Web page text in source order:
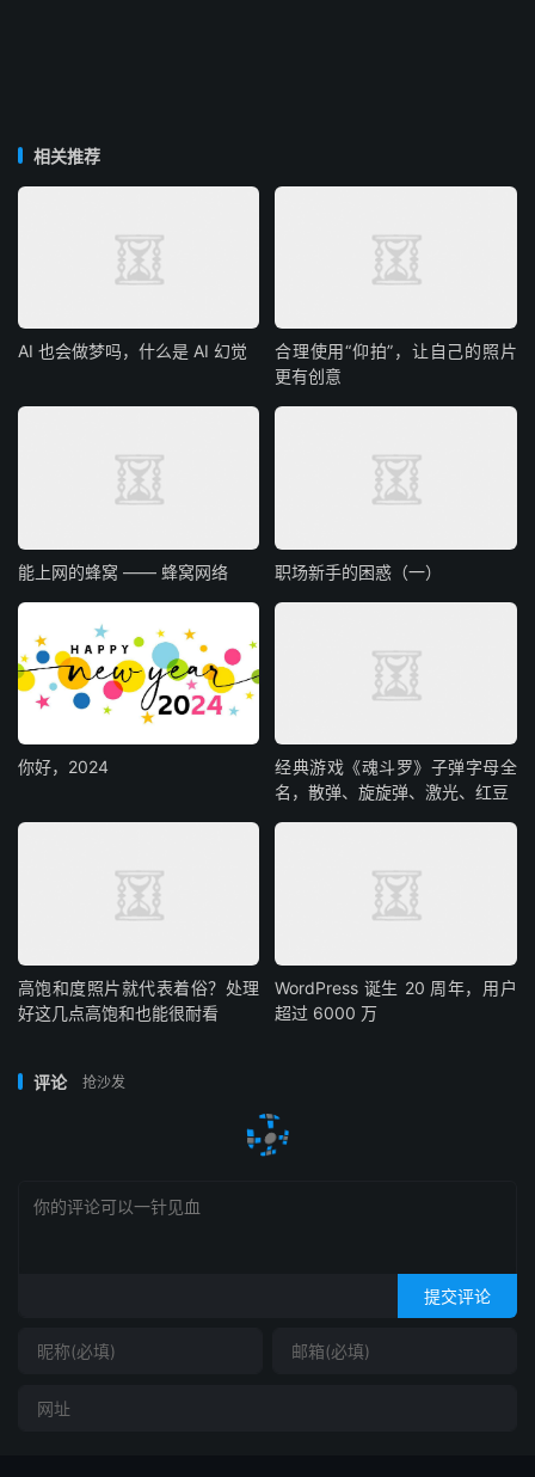
相关推荐
AI 也会做梦吗，什么是 AI 幻觉
合理使用“仰拍”，让自己的照片
更有创意
能上网的蜂窝 —— 蜂窝网络 职场新手的困惑（一）
你好，2024
经典游戏《魂斗罗》子弹字母全
名，散弹、旋旋弹、激光、红豆
高饱和度照片就代表着俗？处理
好这几点高饱和也能很耐看
WordPress 诞生 20 周年，用户
超过 6000 万
评论 抢沙发
提交评论